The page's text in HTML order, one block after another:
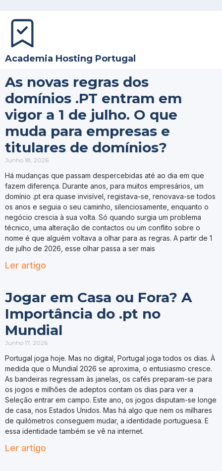
Academia Hosting Portugal
As novas regras dos
domínios .PT entram em
vigor a 1 de julho. O que
muda para empresas e
titulares de domínios?
Junho 18, 2026
Há mudanças que passam despercebidas até ao dia em que
fazem diferença. Durante anos, para muitos empresários, um
domínio .pt era quase invisível, registava-se, renovava-se todos
os anos e seguia o seu caminho, silenciosamente, enquanto o
negócio crescia à sua volta. Só quando surgia um problema
técnico, uma alteração de contactos ou um conflito sobre o
nome é que alguém voltava a olhar para as regras. A partir de 1
de julho de 2026, esse olhar passa a ser mais
Ler artigo
Jogar em Casa ou Fora? A
Importância do .pt no
Mundial
Junho 17, 2026
Portugal joga hoje. Mas no digital, Portugal joga todos os dias. À
medida que o Mundial 2026 se aproxima, o entusiasmo cresce.
As bandeiras regressam às janelas, os cafés preparam-se para
os jogos e milhões de adeptos contam os dias para ver a
Seleção entrar em campo. Este ano, os jogos disputam-se longe
de casa, nos Estados Unidos. Mas há algo que nem os milhares
de quilómetros conseguem mudar, a identidade portuguesa. E
essa identidade também se vê na internet.
Ler artigo